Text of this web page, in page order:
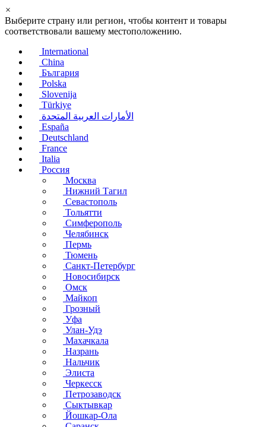
×
Выберите страну или регион, чтобы контент и товары
соответствовали вашему местоположению.
International
China
България
Polska
Slovenija
Türkiye
الأمارات العربية المتحدة
España
Deutschland
France
Italia
Россия
Москва
Нижний Тагил
Севастополь
Тольятти
Симферополь
Челябинск
Пермь
Тюмень
Санкт-Петербург
Новосибирск
Омск
Майкоп
Грозный
Уфа
Улан-Удэ
Махачкала
Назрань
Нальчик
Элиста
Черкесск
Петрозаводск
Сыктывкар
Йошкар-Ола